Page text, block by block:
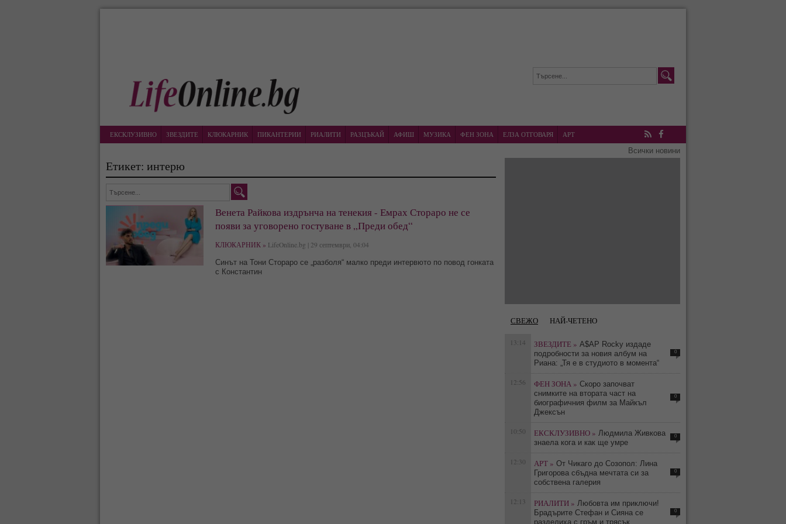
ЕКСКЛУЗИВНО ЗВЕЗДИТЕ КЛЮКАРНИК ПИКАНТЕРИИ РИАЛИТИ РАЗЦЪКАЙ АФИШ МУЗИКА ФЕН ЗОНА ЕЛЗА ОТГОВАРЯ
АРТ
RSS Facebook
Всички новини
Етикет: интерю
Венета Райкова издрънча на тенекия - Емрах Стораро не се
появи за уговорено гостуване в „Преди обед“
КЛЮКАРНИК » LifeOnline.bg | 29 септември, 04:04
Синът на Тони Стораро се „разболя“ малко преди интервюто по повод гонката
с Константин
СВЕЖО НАЙ-ЧЕТЕНО
13:14 ЗВЕЗДИТЕ » A$AP Rocky издаде
подробности за новия албум на
Риана: „Тя е в студиото в момента“
0
12:56 ФЕН ЗОНА » Скоро започват
снимките на втората част на
биографичния филм за Майкъл
Джексън
0
10:50 ЕКСКЛУЗИВНО » Людмила Живкова
знаела кога и как ще умре
0
12:30 АРТ » От Чикаго до Созопол: Лина
Григорова сбъдна мечтата си за
собствена галерия
0
12:13 РИАЛИТИ » Любовта им приключи!
Брадърите Стефан и Сияна се
разделиха с гръм и трясък
0